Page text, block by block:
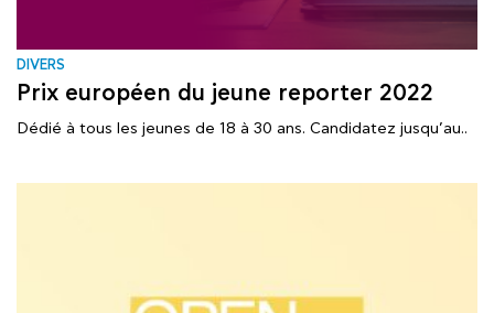
DIVERS
Prix européen du jeune reporter 2022
Dédié à tous les jeunes de 18 à 30 ans. Candidatez jusqu’au..